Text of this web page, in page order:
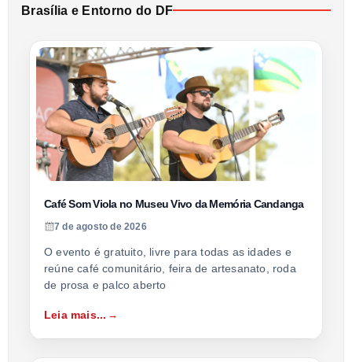
Brasília e Entorno do DF
Café Som Viola no Museu Vivo da Memória Candanga
7 de agosto de 2026
O evento é gratuito, livre para todas as idades e
reúne café comunitário, feira de artesanato, roda
de prosa e palco aberto
Leia mais...